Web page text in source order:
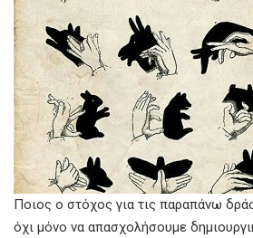
Ποιος ο στόχος για τις παραπάνω
όχι μόνο να απασχολήσουμε